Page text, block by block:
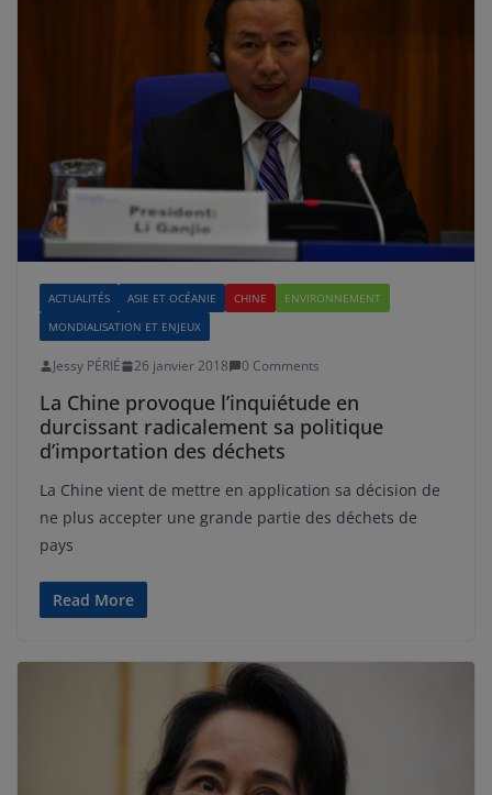
ACTUALITÉS ASIE ET OCÉANIE CHINE
ENVIRONNEMENT
MONDIALISATION ET ENJEUX
Jessy PÉRIÉ 26 janvier 2018 0 Comments
La Chine provoque l’inquiétude en
durcissant radicalement sa politique
d’importation des déchets
La Chine vient de mettre en application sa décision de
ne plus accepter une grande partie des déchets de
pays
Read More